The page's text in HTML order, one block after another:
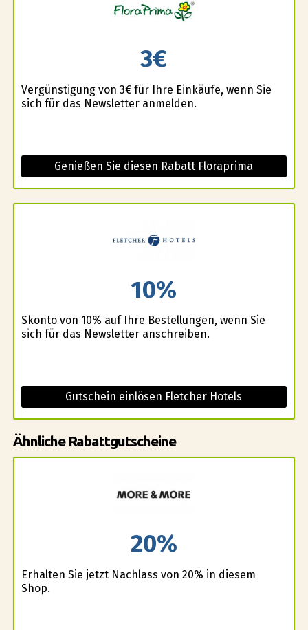
3€
Vergünstigung von 3€ für Ihre Einkäufe, wenn Sie
sich für das Newsletter anmelden.
Genießen Sie diesen Rabatt Floraprima
10%
Skonto von 10% auf Ihre Bestellungen, wenn Sie
sich für das Newsletter anschreiben.
Gutschein einlösen Fletcher Hotels
Ähnliche Rabattgutscheine
20%
Erhalten Sie jetzt Nachlass von 20% in diesem
Shop.